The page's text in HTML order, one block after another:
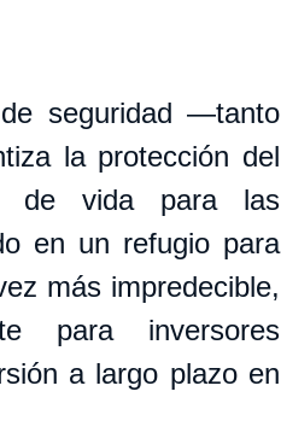
seguridad —tanto
la protección del
de vida para las
en un refugio para
más impredecible,
para inversores
a largo plazo en